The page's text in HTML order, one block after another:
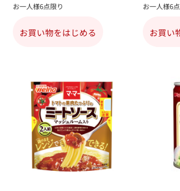
お一人様6点限り
お買い物をはじめる
お一人様6
お買い